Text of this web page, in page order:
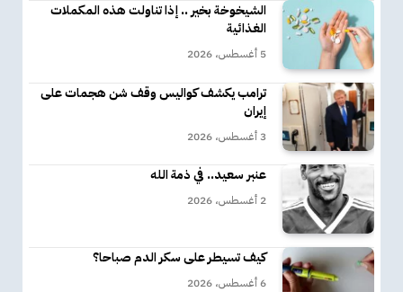
الشيخوخة بخير .. إذا تناولت هذه المكملات
الغذائية
5 أغسطس، 2026
ترامب يكشف كواليس وقف شن هجمات على
إيران
3 أغسطس، 2026
عنبر سعيد.. في ذمة الله
2 أغسطس، 2026
كيف تسيطر على سكر الدم صباحا؟
6 أغسطس، 2026